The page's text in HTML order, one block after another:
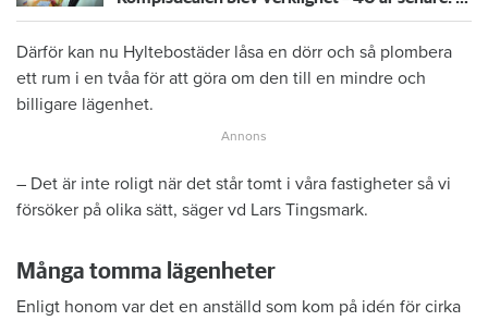
Därför kan nu Hyltebostäder låsa en dörr och så plombera
ett rum i en tvåa för att göra om den till en mindre och
billigare lägenhet.
– Det är inte roligt när det står tomt i våra fastigheter så vi
försöker på olika sätt, säger vd Lars Tingsmark.
Många tomma lägenheter
Enligt honom var det en anställd som kom på idén för cirka